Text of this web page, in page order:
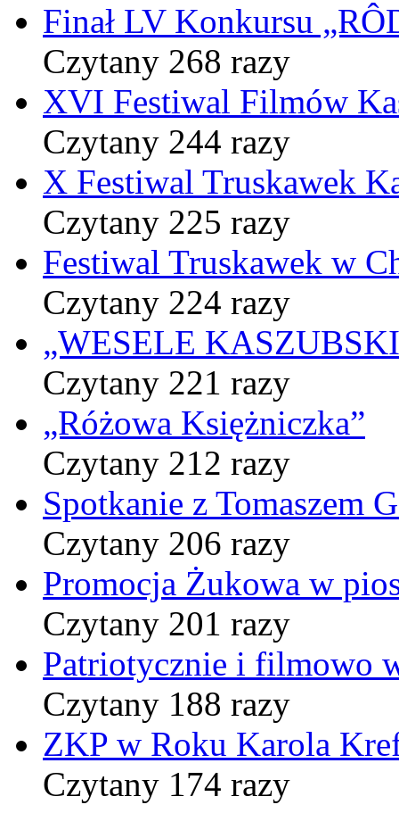
Finał LV Konkursu
Czytany 268 razy
XVI Festiwal Filmów
Czytany 244 razy
X Festiwal Truskawek
Czytany 225 razy
Festiwal Truskawek w
Czytany 224 razy
„WESELE
Czytany 221 razy
„Różowa Księżniczka”
Czytany 212 razy
Spotkanie z Tomaszem
Czytany 206 razy
Promocja Żukowa w
Czytany 201 razy
Patriotycznie i filmowo
Czytany 188 razy
ZKP w Roku Karola
Czytany 174 razy